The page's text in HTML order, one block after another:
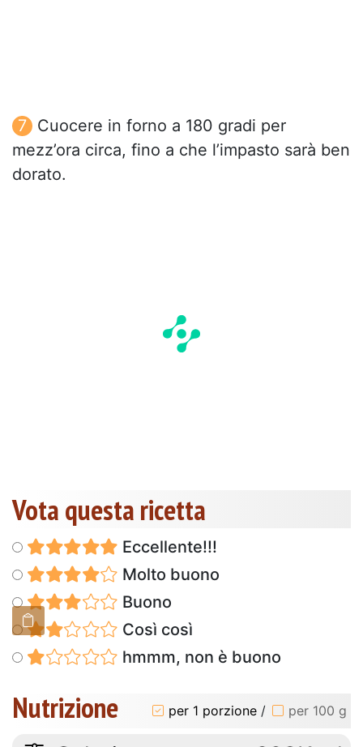
Cuocere in forno a 180 gradi per
mezz’ora circa, fino a che l’impasto sarà ben
dorato.
Vota questa ricetta
Eccellente!!!
Molto buono
Buono
Così così
hmmm, non è buono
Nutrizione per 1 porzione / per 100 g